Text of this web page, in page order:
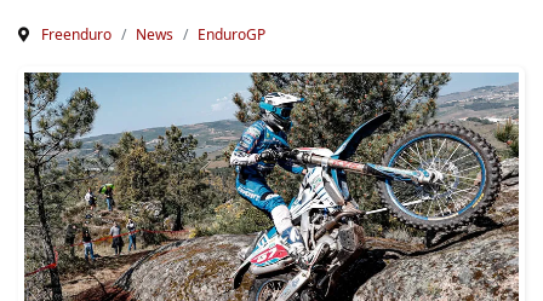
Freenduro News EnduroGP